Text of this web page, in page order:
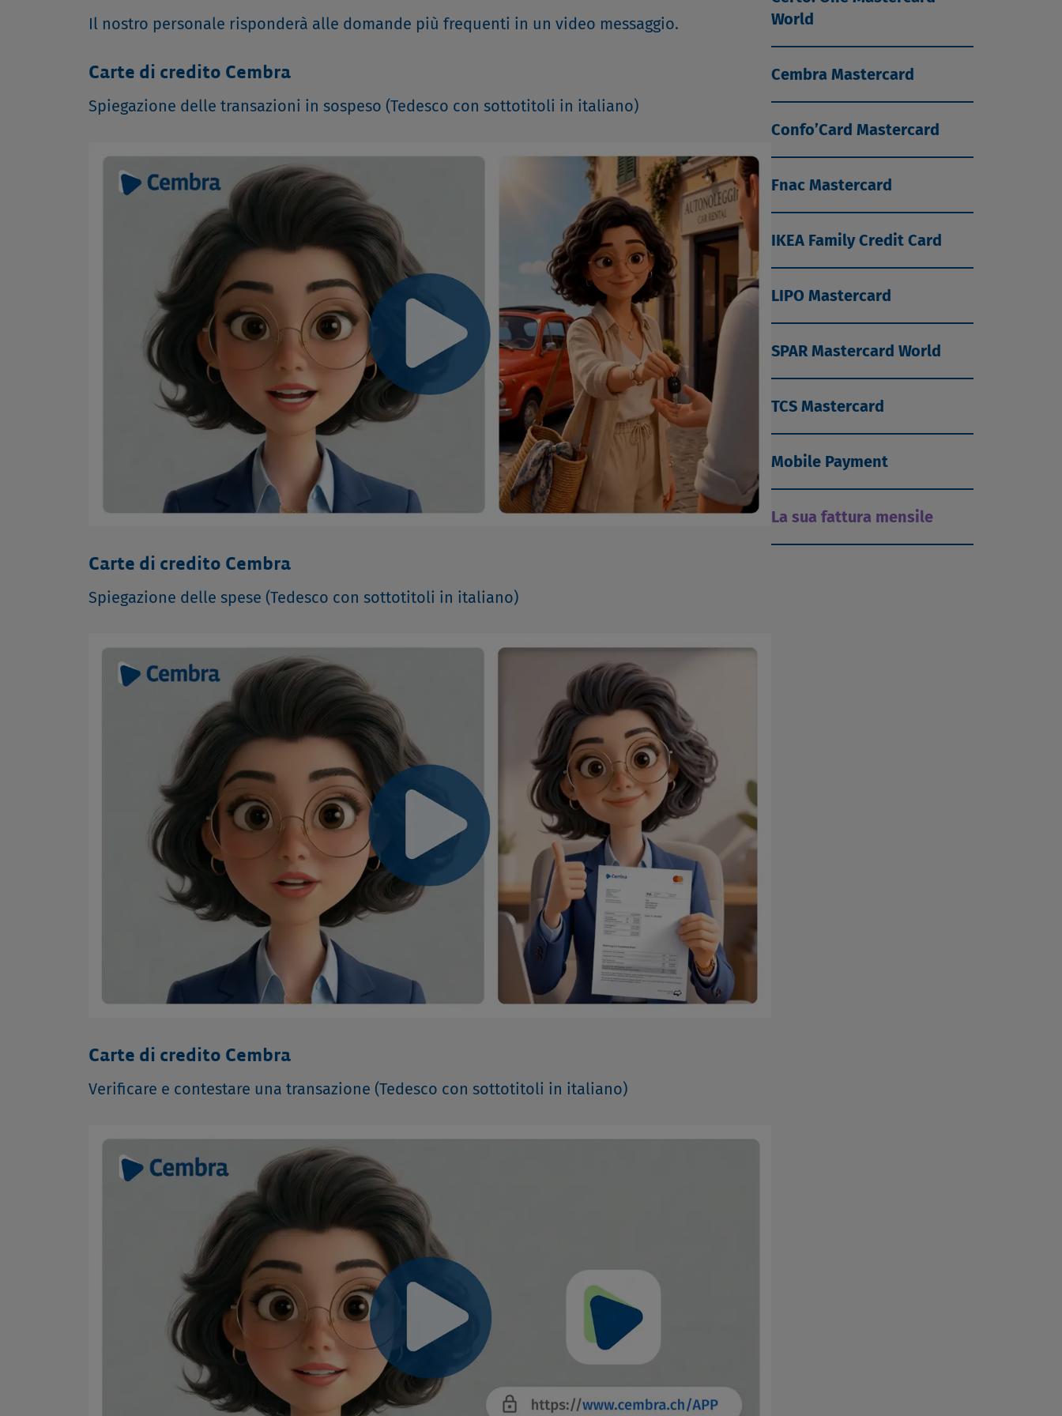
Il nostro personale risponderà alle domande più frequenti in un video messaggio.
Carte di credito Cembra
Spiegazione delle transazioni in sospeso (Tedesco con sottotitoli in italiano)
Carte di credito Cembra
Spiegazione delle spese (Tedesco con sottotitoli in italiano)
Carte di credito Cembra
Verificare e contestare una transazione (Tedesco con sottotitoli in italiano)
World
Cembra Mastercard
Confo’Card Mastercard
Fnac Mastercard
IKEA Family Credit Card
LIPO Mastercard
SPAR Mastercard World
TCS Mastercard
Mobile Payment
La sua fattura mensile